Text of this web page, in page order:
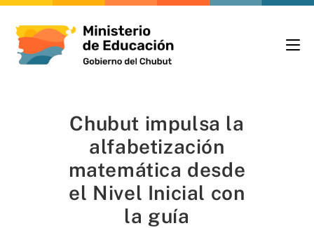
Chubut impulsa la
alfabetización
matemática desde
el Nivel Inicial con
la guía